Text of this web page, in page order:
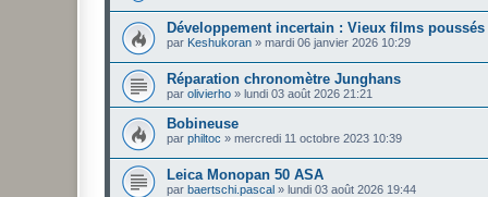
Développement incertain : Vieux films poussés
par Keshukoran » mardi 06 janvier 2026 10:29
Réparation chronomètre Junghans
par olivierho » lundi 03 août 2026 21:21
Bobineuse
par philtoc » mercredi 11 octobre 2023 10:39
Leica Monopan 50 ASA
par baertschi.pascal » lundi 03 août 2026 19:44